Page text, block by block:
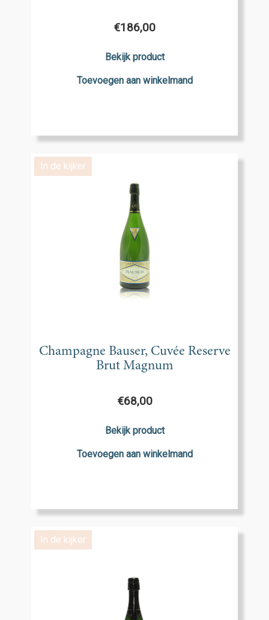
€186,00
Bekijk product
Toevoegen aan winkelmand
In de kijker
Champagne Bauser, Cuvée Reserve
Brut Magnum
€68,00
Bekijk product
Toevoegen aan winkelmand
In de kijker